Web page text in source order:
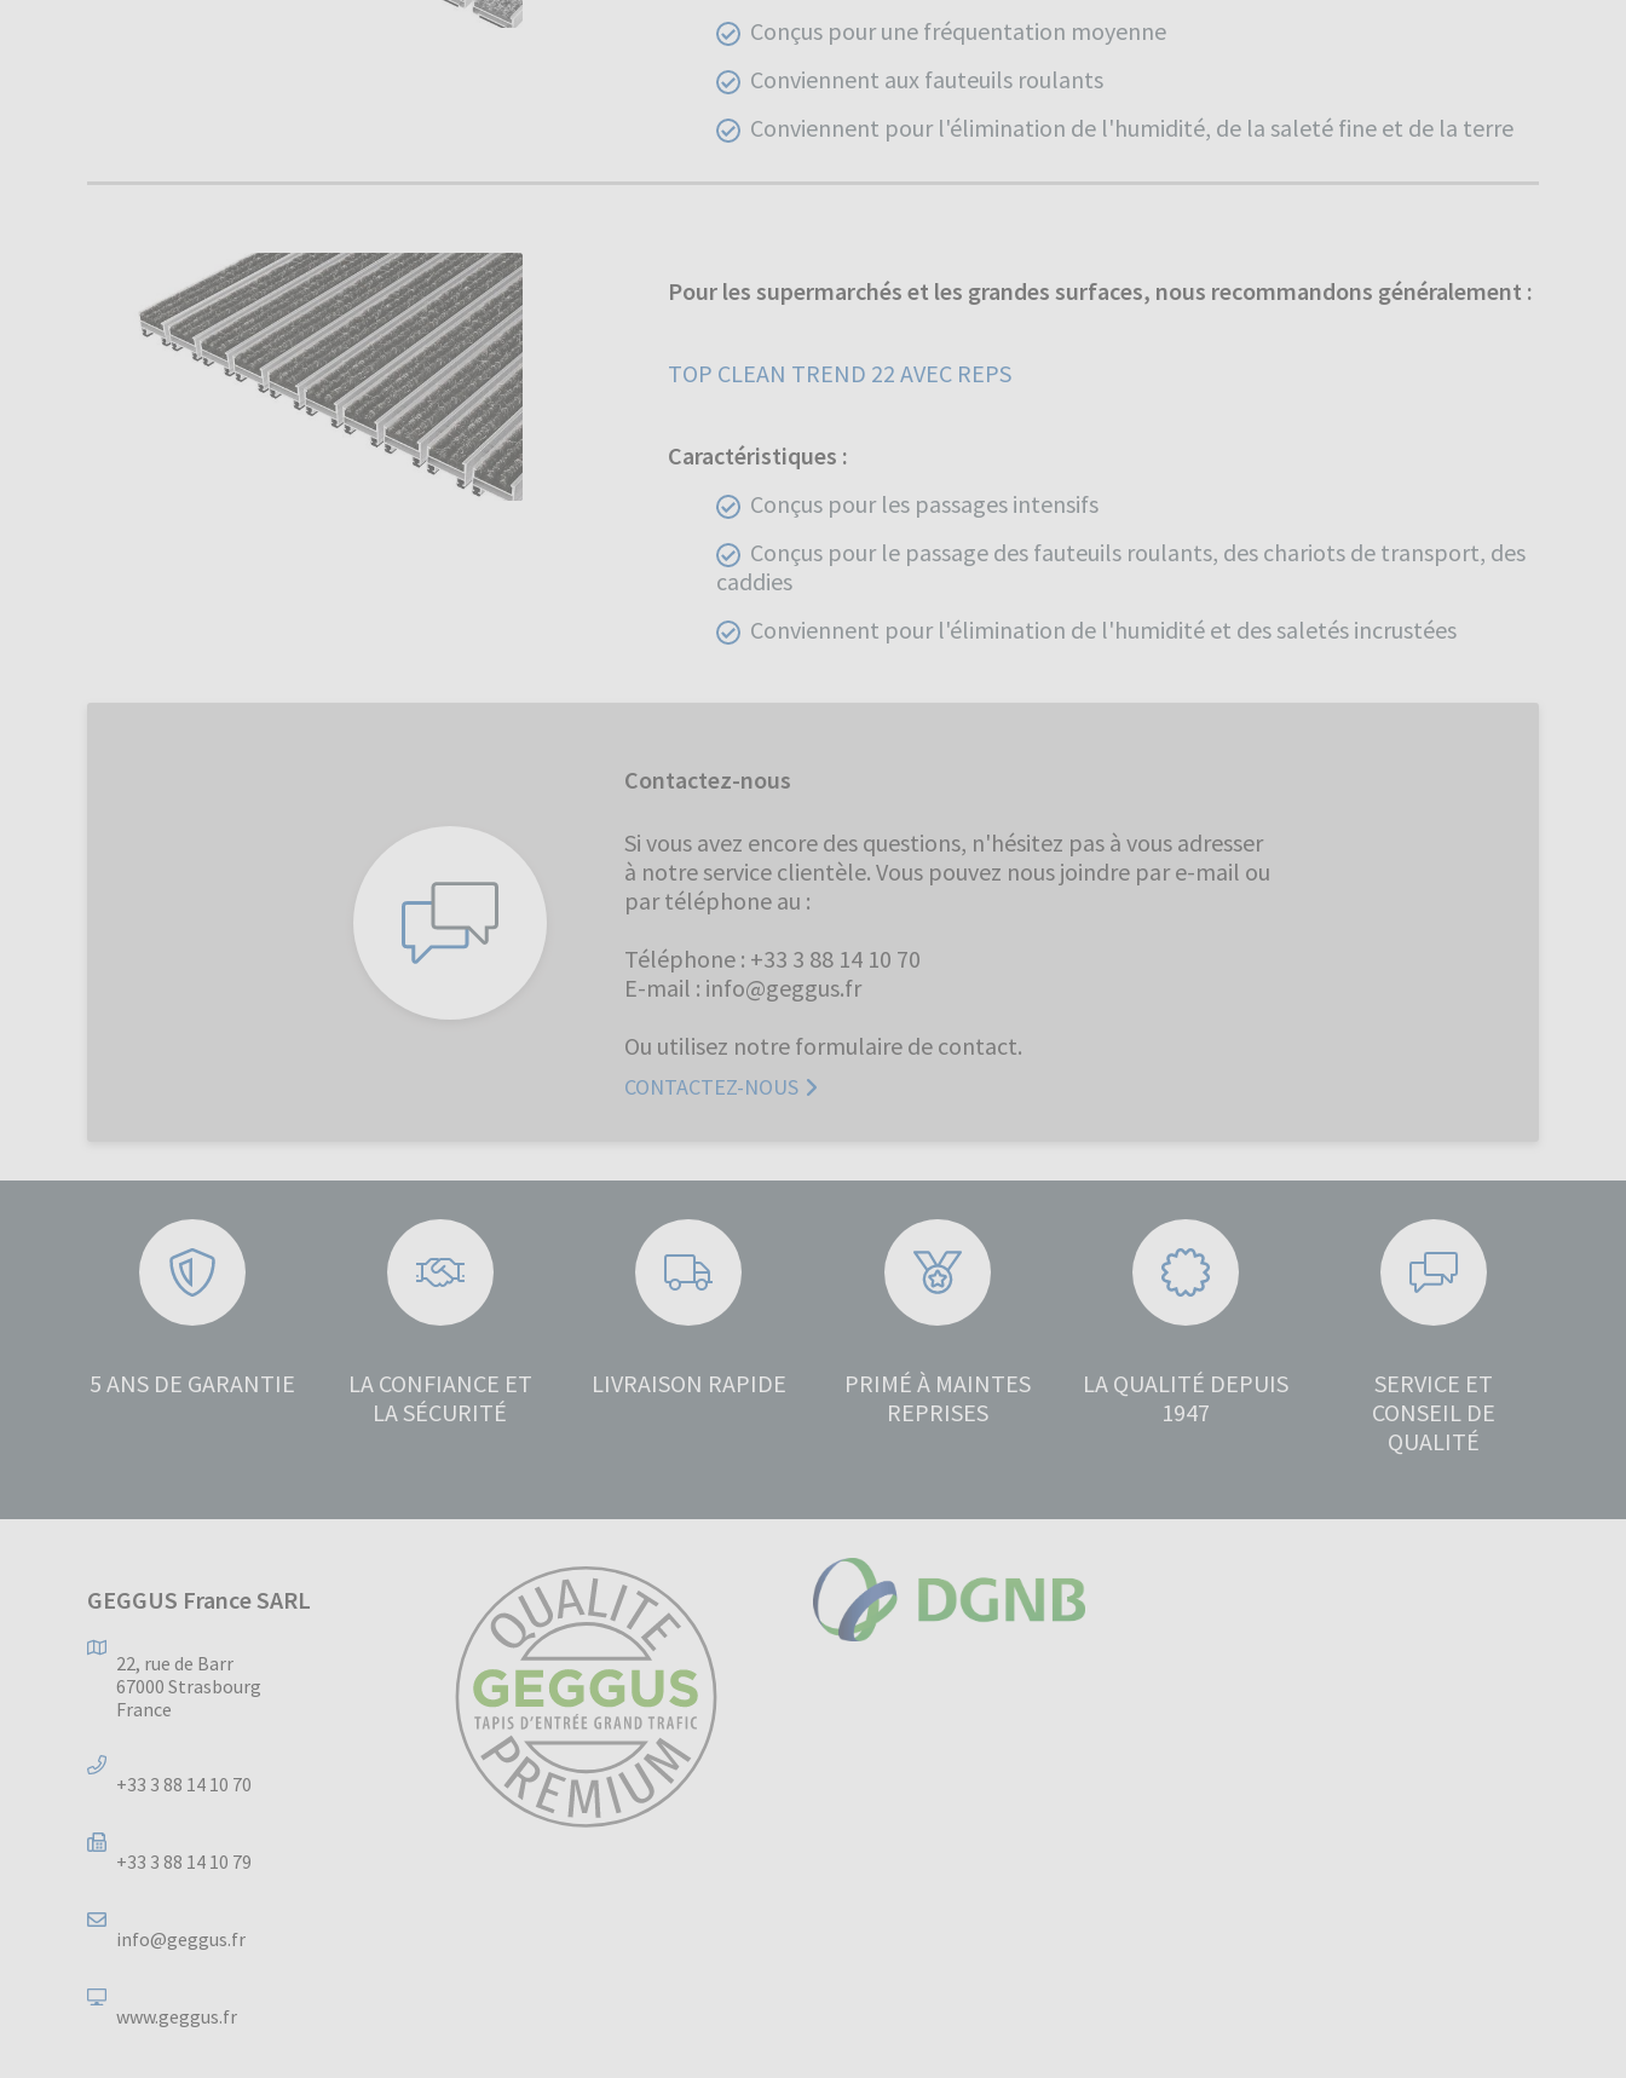
Conçus pour une fréquentation moyenne
Conviennent aux fauteuils roulants
Conviennent pour l'élimination de l'humidité, de la saleté fine et de la terre
Pour les supermarchés et les grandes surfaces, nous recommandons généralement :
TOP CLEAN TREND 22 AVEC REPS
Caractéristiques :
Conçus pour les passages intensifs
Conçus pour le passage des fauteuils roulants, des chariots de transport, des
caddies
Conviennent pour l'élimination de l'humidité et des saletés incrustées
Contactez-nous
Si vous avez encore des questions, n'hésitez pas à vous adresser
à notre service clientèle. Vous pouvez nous joindre par e-mail ou
par téléphone au :
Téléphone : +33 3 88 14 10 70
E-mail : info@geggus.fr
Ou utilisez notre formulaire de contact.
CONTACTEZ-NOUS
5 ANS DE GARANTIE
LA CONFIANCE ET
LA SÉCURITÉ
LIVRAISON RAPIDE
PRIMÉ À MAINTES
REPRISES
LA QUALITÉ DEPUIS
1947
SERVICE ET
CONSEIL DE
QUALITÉ
GEGGUS France SARL
22, rue de Barr
67000 Strasbourg
France
+33 3 88 14 10 70
+33 3 88 14 10 79
info@geggus.fr
www.geggus.fr